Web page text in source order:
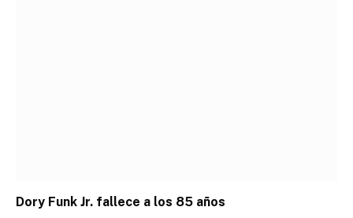
Dory Funk Jr. fallece a los 85 años